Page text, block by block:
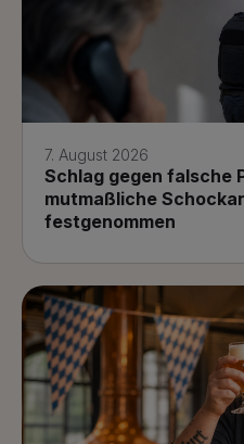
7. August 2026
Schlag gegen falsche
mutmaßliche
festgenommen